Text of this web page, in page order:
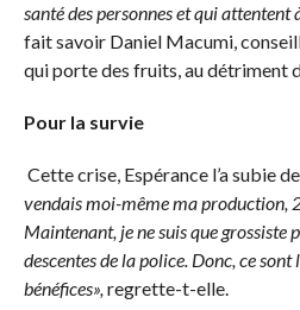
santé des personnes et qui attentent
fait savoir Daniel Macumi,
qui porte des fruits, au détriment
Pour la survie
Cette crise, Espérance l’a subie
vendais moi-même ma production,
Maintenant, je ne suis que grossiste
descentes de la police. Donc, ce sont
bénéfices»,regrette-t-elle.